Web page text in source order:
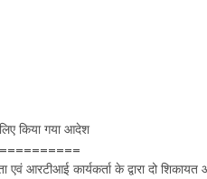
किया गया आदेश
आरटीआई कार्यकर्ता के द्वारा दो